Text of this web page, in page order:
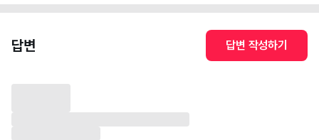
답변 답변 작성하기